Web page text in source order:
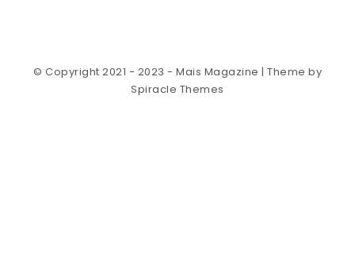
© Copyright 2021 - 2023 - Mais Magazine | Theme by
Spiracle Themes